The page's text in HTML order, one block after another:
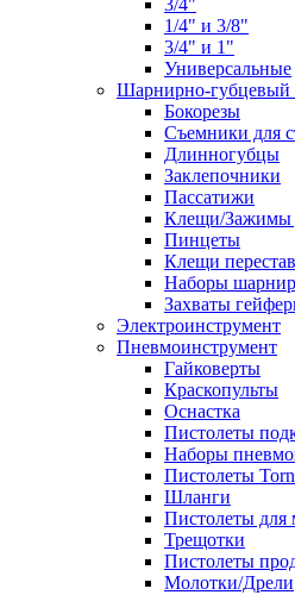
3/4"
1/4" и 3/8"
3/4" и 1"
Универсальные
Шарнирно-губцевый
Бокорезы
Съемники для
Длинногубцы
Заклепочники
Пассатижи
Клещи/Зажимы
Пинцеты
Клещи
Наборы
Захваты
Электроинструмент
Пневмоинструмент
Гайковерты
Краскопульты
Оснастка
Пистолеты
Наборы
Пистолеты
Шланги
Пистолеты для
Трещотки
Пистолеты
Молотки/Дрели